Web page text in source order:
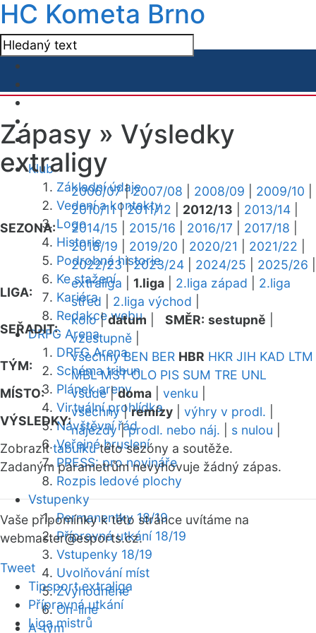
HC Kometa Brno
Klub
Základní údaje
Vedení a kontakty
Logo
Historie
Podrobná historie
Ke stažení
Kariéra
Redakce webu
DRFG Arena
DRFG Arena
Schéma tribun
Plánek areny
Virtuální prohlídka
Návštěvní řád
Veřejné bruslení
PRESS: pro novináře
Rozpis ledové plochy
Vstupenky
Permanentky 18/19
Přípravná utkání 18/19
Vstupenky 18/19
Uvolňování míst
Zvýhodněné
On-line
A-tým
Zápasy » Výsledky
extraligy
SEZONA:
2006/07|2007/08 2008/09 2009/10
2010/11|2011/12 2012/13 2013/14
2014/15
2015/16 2016/17 2017/18
2018/19
2019/20 2020/21 2021/22
2022/23|2023/24 2024/25 2025/26
LIGA:
extraliga 1.liga 2.liga západ
2.liga
střed
2.liga východ
SEŘADIT:
kolo|datum SMĚR: sestupně
vzestupně
TÝM:
všechny BEN BER HBR HKR JIH KAD LTM
MBL MST OLO PIS SUM TRE UNL
MÍSTO:
všude|doma venku
VÝSLEDKY:
všechny|remízy výhry v prodl.
nájezdy|prodl. nebo náj. s nulou
Zobrazittabulkutéto sezóny a soutěže.
Zadaným parametrům nevyhovuje žádný zápas.
Vaše připomínky k této stránce uvítáme na
webmaster@esports.cz.
Tweet
Tipsport extraliga
Přípravná utkání
Liga mistrů